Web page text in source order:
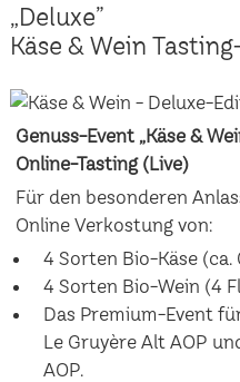
„Deluxe”
Käse & Wein
Genuss-Event „Käse &
Online-Tasting (Live)
Für den besonderen
Online Verkostung von:
4 Sorten Bio-Käse (ca.
4 Sorten Bio-Wein (4
Das Premium-Event
Le Gruyère Alt AOP
AOP.